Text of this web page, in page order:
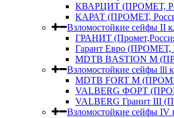
КВАРЦИТ (ПРОМЕТ,
КАРАТ (ПРОМЕТ,
Взломостойкие сейфы II
ГРАНИТ
Гарант Евро (ПРОМЕТ,
MDTB BASTION M
Взломостойкие сейфы lll
MDTB FORT M
VALBERG ФОРТ
VALBERG Гранит III
Взломостойкие сейфы IV